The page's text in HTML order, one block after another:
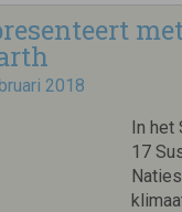
2018
In het
17